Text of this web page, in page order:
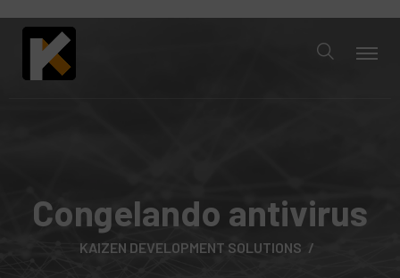
Congelando antivirus
KAIZEN DEVELOPMENT SOLUTIONS